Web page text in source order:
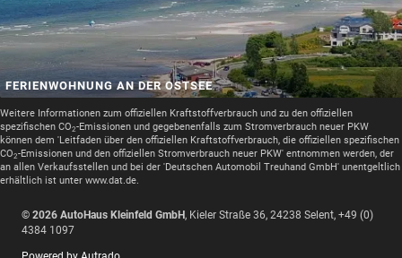
FERIENWOHNUNG AN DER OSTSEE
Weitere Informationen zum offiziellen Kraftstoffverbrauch und zu den offiziellen
spezifischen CO2-Emissionen und gegebenenfalls zum Stromverbrauch neuer PKW
können dem 'Leitfaden über den offiziellen Kraftstoffverbrauch, die offiziellen spezifischen
CO2-Emissionen und den offiziellen Stromverbrauch neuer PKW' entnommen werden, der
an allen Verkaufsstellen und bei der 'Deutschen Automobil Treuhand GmbH' unentgeltlich
erhältlich ist unter www.dat.de.
© 2026 AutoHaus Kleinfeld GmbH, Kieler Straße 36, 24238 Selent, +49 (0)
4384 1097